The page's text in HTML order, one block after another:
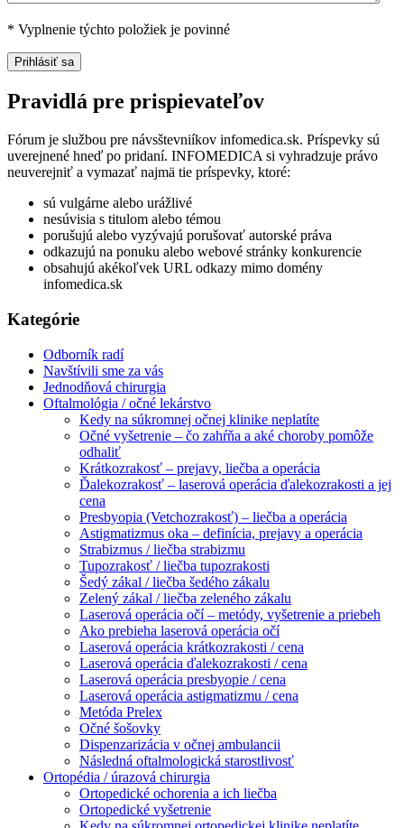
* Vyplnenie týchto položiek je povinné
Pravidlá pre prispievateľov
Fórum je službou pre návsštevniíkov infomedica.sk. Príspevky sú
uverejnené hneď po pridaní. INFOMEDICA si vyhradzuje právo
neuverejniť a vymazať najmä tie príspevky, ktoré:
sú vulgárne alebo urážlivé
nesúvisia s titulom alebo témou
porušujú alebo vyzývajú porušovať autorské práva
odkazujú na ponuku alebo webové stránky konkurencie
obsahujú akékoľvek URL odkazy mimo domény
infomedica.sk
Kategórie
Odborník radí
Navštívili sme za vás
Jednodňová chirurgia
Oftalmológia / očné lekárstvo
Kedy na súkromnej očnej klinike neplatíte
Očné vyšetrenie – čo zahŕňa a aké choroby pomôže
odhaliť
Krátkozrakosť – prejavy, liečba a operácia
Ďalekozrakosť – laserová operácia ďalekozrakosti a jej
cena
Presbyopia (Vetchozrakosť) – liečba a operácia
Astigmatizmus oka – definícia, prejavy a operácia
Strabizmus / liečba strabizmu
Tupozrakosť / liečba tupozrakosti
Šedý zákal / liečba šedého zákalu
Zelený zákal / liečba zeleného zákalu
Laserová operácia očí – metódy, vyšetrenie a priebeh
Ako prebieha laserová operácia očí
Laserová operácia krátkozrakosti / cena
Laserová operácia ďalekozrakosti / cena
Laserová operácia presbyopie / cena
Laserová operácia astigmatizmu / cena
Metóda Prelex
Očné šošovky
Dispenzarizácia v očnej ambulancii
Následná oftalmologická starostlivosť
Ortopédia / úrazová chirurgia
Ortopedické ochorenia a ich liečba
Ortopedické vyšetrenie